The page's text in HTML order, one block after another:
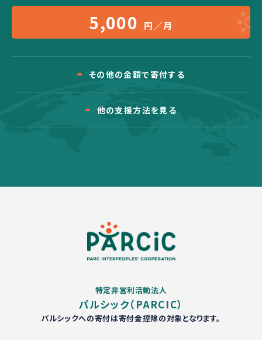
5,000 円／月
その他の金額で寄付する
他の支援方法を見る
特定非営利活動法人
パルシック（PARCIC）
パルシックへの寄付は寄付金控除の対象となります。